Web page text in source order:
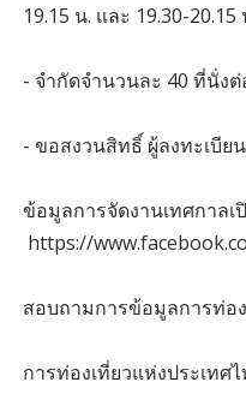
19.15 น. และ 19.30-20.15
- จำกัดจำนวนละ 40 ที่นั่ง
- ขอสงวนสิทธิ์ ผู้ลงทะเบี
ข้อมูลการจัดงานเทศกาล
https://
สอบถามการข้อมูลการท่อ
การท่องเที่ยวแห่งประเท